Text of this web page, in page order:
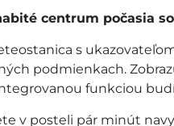
centrum počasia
s
podmienkach.
funkciou
v posteli pár minút